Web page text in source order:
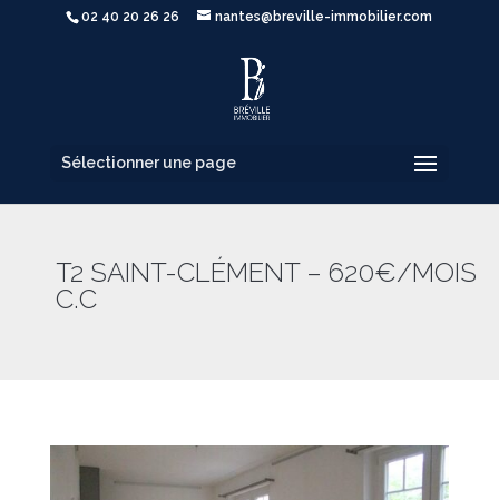
02 40 20 26 26 nantes@breville-immobilier.com
Sélectionner une page
T2 SAINT-CLÉMENT – 620€/MOIS
C.C